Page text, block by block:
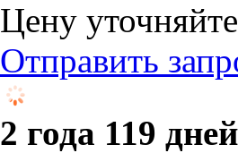
Цену уточняйте
Отправить
2 года 119 дней